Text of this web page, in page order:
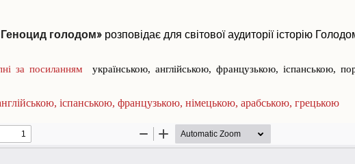
голодом» розповідає для світової аудиторії історію
за посиланням українською, англійською, французькою, іспанською,
іспанською, французькою, німецькою, арабською, грецькою